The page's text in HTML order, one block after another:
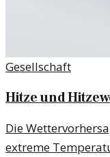
Gesellschaft
Hitze und
Die
extreme